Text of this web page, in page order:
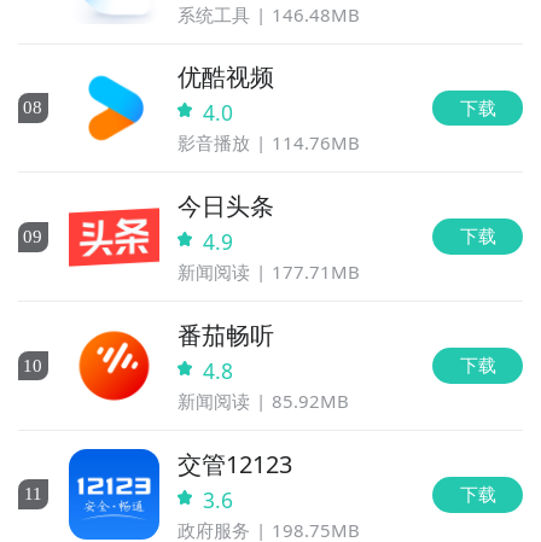
系统工具 146.48MB
08
优酷视频
4.0
影音播放 114.76MB
下载
09
今日头条
4.9
新闻阅读 177.71MB
下载
10
番茄畅听
4.8
新闻阅读 85.92MB
下载
11
交管12123
3.6
政府服务 198.75MB
下载